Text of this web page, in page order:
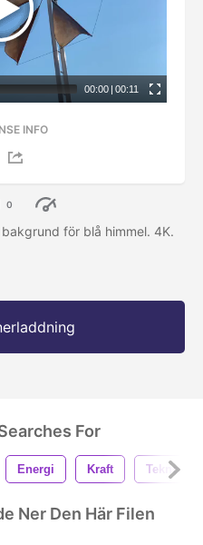
00:00 | 00:11
INFO
0
för blå himmel. 4K.
For
Energi Kraft Teknologi
Ner Den Här Filen